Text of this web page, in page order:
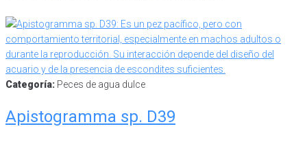
Categoría: Peces de agua dulce
Apistogramma sp. D39